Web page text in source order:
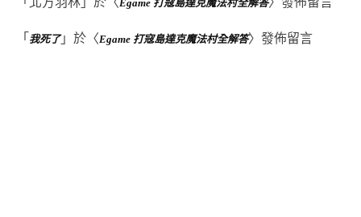
Egame 打寇島達克魔法村全解答
「 我死了」於〈Egame 打寇島達克魔法村全解答〉發佈留言